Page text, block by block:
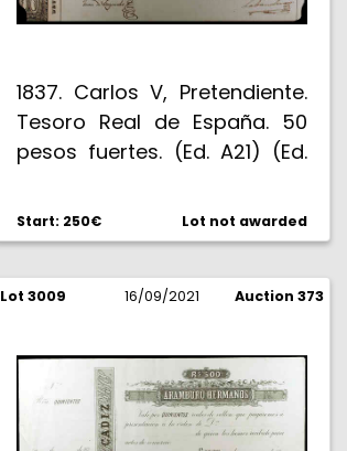
1837. Carlos V, Pretendiente.
Tesoro Real de España. 50
pesos fuertes. (Ed. A21) (Ed.
mayo. Serie C. Con sello en
seco del Pretendiente.
Encapsulado por PCGS
como Very Choice New 64.
Start: 250€ Lot not awarded
Lot 3009 16/09/2021 Auction 373